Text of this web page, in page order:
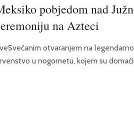
pobjedom nad
na Azteci
otvaranjem na
u nogometu, kojem su